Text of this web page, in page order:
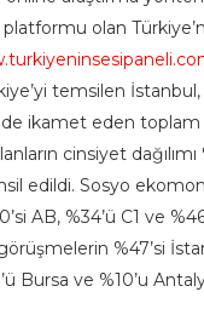
platformu olan
temsilen
ikamet eden toplam
cinsiyet
edildi. Sosyo
AB, %34’ü C1 ve
%47’si
Bursa ve %10’u